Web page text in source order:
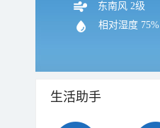
东南风 2级
相对湿度 75%
生活助手